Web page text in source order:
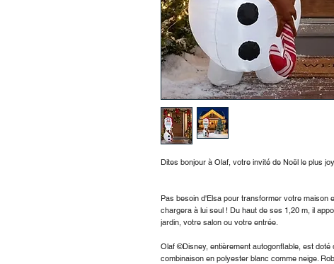
Dites bonjour à Olaf, votre invité de Noël le plus
Pas besoin d'Elsa pour transformer votre maison
chargera à lui seul ! Du haut de ses 1,20 m, il
jardin, votre salon ou votre entrée.
Olaf ©Disney, entièrement autogonflable, est
combinaison en polyester blanc comme neige.